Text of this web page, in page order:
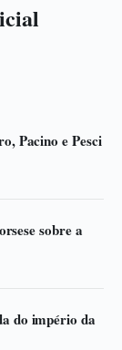
Pacino e Pesci
sobre a
do império da